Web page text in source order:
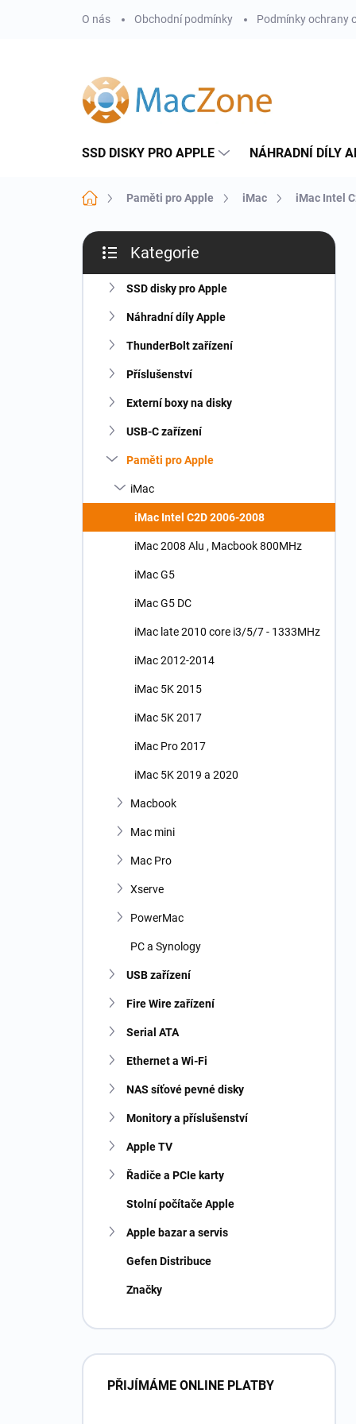
O nás Obchodní podmínky Podmínky ochrany
SSD DISKY PRO APPLE NÁHRADNÍ DÍLY
Domů Paměti pro Apple iMac iMac Intel
P
s
kategorie
Kategorie
SSD disky pro Apple
Náhradní díly Apple
ThunderBolt zařízení
Příslušenství
Externí boxy na disky
USB-C zařízení
Paměti pro Apple
iMac
iMac Intel C2D 2006-2008
iMac 2008 Alu , Macbook 800MHz
iMac G5
iMac G5 DC
iMac late 2010 core i3/5/7 - 1333MHz
iMac 2012-2014
iMac 5K 2015
iMac 5K 2017
iMac Pro 2017
iMac 5K 2019 a 2020
Macbook
Mac mini
Mac Pro
Xserve
PowerMac
PC a Synology
USB zařízení
Fire Wire zařízení
Serial ATA
Ethernet a Wi-Fi
NAS síťové pevné disky
Monitory a příslušenství
Apple TV
Řadiče a PCIe karty
Stolní počítače Apple
Apple bazar a servis
Gefen Distribuce
Značky
PŘIJÍMÁME ONLINE PLATBY